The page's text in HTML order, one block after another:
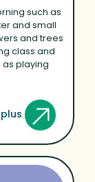
such as
and small
and trees
class and
playing
plus